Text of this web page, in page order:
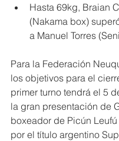
Hasta 69kg, Braian
(Nakama box)
a Manuel Torres
Para la Federación
los objetivos para el
primer turno tendrá el 5
la gran presentación de
boxeador de Picún
por el título argentino